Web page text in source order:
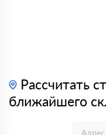
Рассчитать
ближайшего